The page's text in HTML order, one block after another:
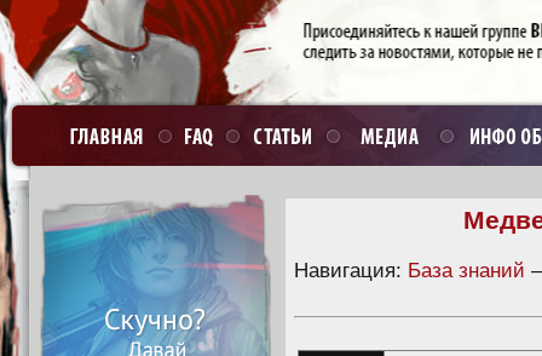
Навигация: База знаний